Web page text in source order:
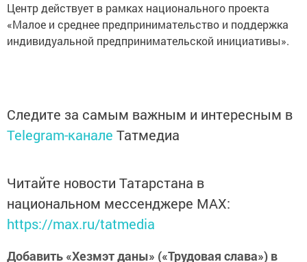
Центр действует в рамках национального проекта
«Малое и среднее предпринимательство и поддержка
индивидуальной предпринимательской инициативы».
Следите за самым важным и интересным в
Telegram-канале Татмедиа
Читайте новости Татарстана в
национальном мессенджере MАХ:
https://max.ru/tatmedia
Добавить «Хезмэт даны» («Трудовая слава») в